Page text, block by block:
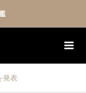
発表